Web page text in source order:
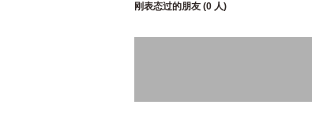
刚表态过的朋友 (0 人)